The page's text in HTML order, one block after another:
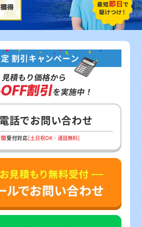
獲得
割引キャンペーン
見積もり価格から
割引を実施中！
電話でお問い合わせ
受付対応[土日祝OK・通話無料]